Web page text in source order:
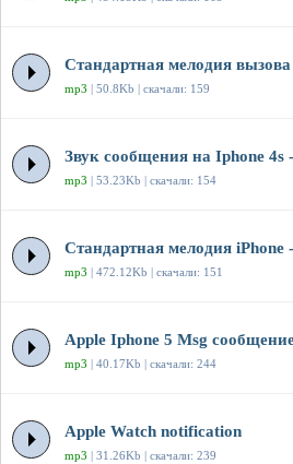
Стандартная мелодия
mp3 | 50.8Kb | скачали: 159
Звук сообщения на Iphone 4s
mp3 | 53.23Kb | скачали: 154
Стандартная мелодия iPhone
mp3 | 472.12Kb | скачали: 151
Apple Iphone 5 Msg
mp3 | 40.17Kb | скачали: 244
Apple Watch notification
mp3 | 31.26Kb | скачали: 239